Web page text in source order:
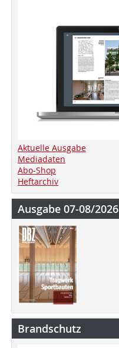
Aktuelle Ausgabe
Mediadaten
Abo-Shop
Heftarchiv
Ausgabe 07-08/2026
Brandschutz